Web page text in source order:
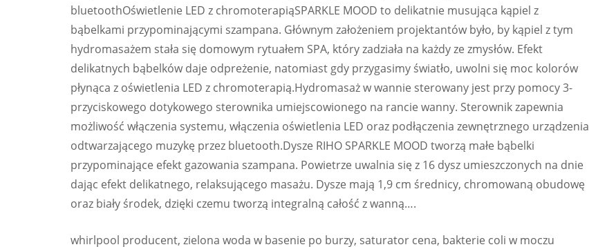
bluetoothOświetlenie LED z chromoterapiąSPARKLE MOOD to delikatnie musująca kąpiel z
bąbelkami przypominającymi szampana. Głównym założeniem projektantów było, by kąpiel z tym
hydromasażem stała się domowym rytuałem SPA, który zadziała na każdy ze zmysłów. Efekt
delikatnych bąbelków daje odpreżenie, natomiast gdy przygasimy światło, uwolni się moc kolorów
płynąca z oświetlenia LED z chromoterapią.Hydromasaż w wannie sterowany jest przy pomocy 3-
przyciskowego dotykowego sterownika umiejscowionego na rancie wanny. Sterownik zapewnia
możliwość włączenia systemu, włączenia oświetlenia LED oraz podłączenia zewnętrznego urządzenia
odtwarzającego muzykę przez bluetooth.Dysze RIHO SPARKLE MOOD tworzą małe bąbelki
przypominające efekt gazowania szampana. Powietrze uwalnia się z 16 dysz umieszczonych na dnie
dając efekt delikatnego, relaksującego masażu. Dysze mają 1,9 cm średnicy, chromowaną obudowę
oraz biały środek, dzięki czemu tworzą integralną całość z wanną….
whirlpool producent, zielona woda w basenie po burzy, saturator cena, bakterie coli w moczu